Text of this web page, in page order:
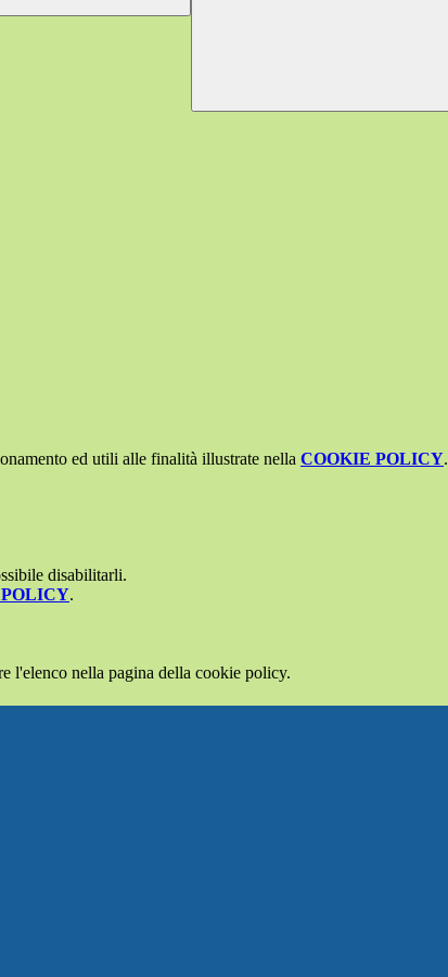
ed utili alle finalità illustrate nella COOKIE POLICY.
disabilitarli.
.
l'elenco nella pagina della cookie policy.